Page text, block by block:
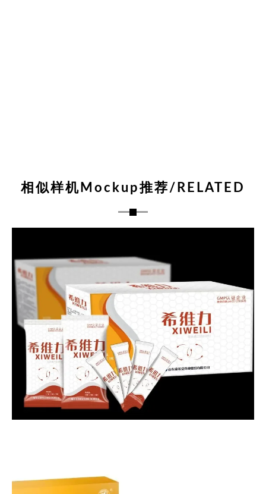
相似样机Mockup推荐/RELATED